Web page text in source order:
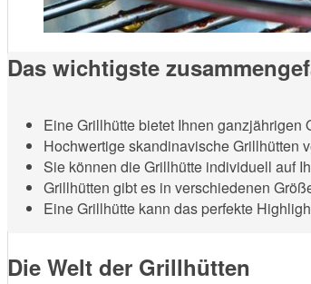
Das wichtigste
Eine Grillhütte bietet Ihnen ganzjährigen
Hochwertige skandinavische Grillhütten
Sie können die Grillhütte individuell auf
Grillhütten gibt es in verschiedenen
Eine Grillhütte kann das perfekte
Die Welt der Grillhütten